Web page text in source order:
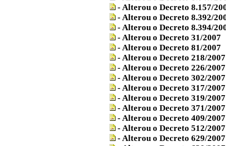
- Alterou o Decreto 8.157/
- Alterou o Decreto 8.392/
- Alterou o Decreto 8.394/
- Alterou o Decreto 31/2007
- Alterou o Decreto 81/2007
- Alterou o Decreto 218/2007
- Alterou o Decreto 226/2007
- Alterou o Decreto 302/2007
- Alterou o Decreto 317/2007
- Alterou o Decreto 319/2007
- Alterou o Decreto 371/2007
- Alterou o Decreto 409/2007
- Alterou o Decreto 512/2007
- Alterou o Decreto 629/2007